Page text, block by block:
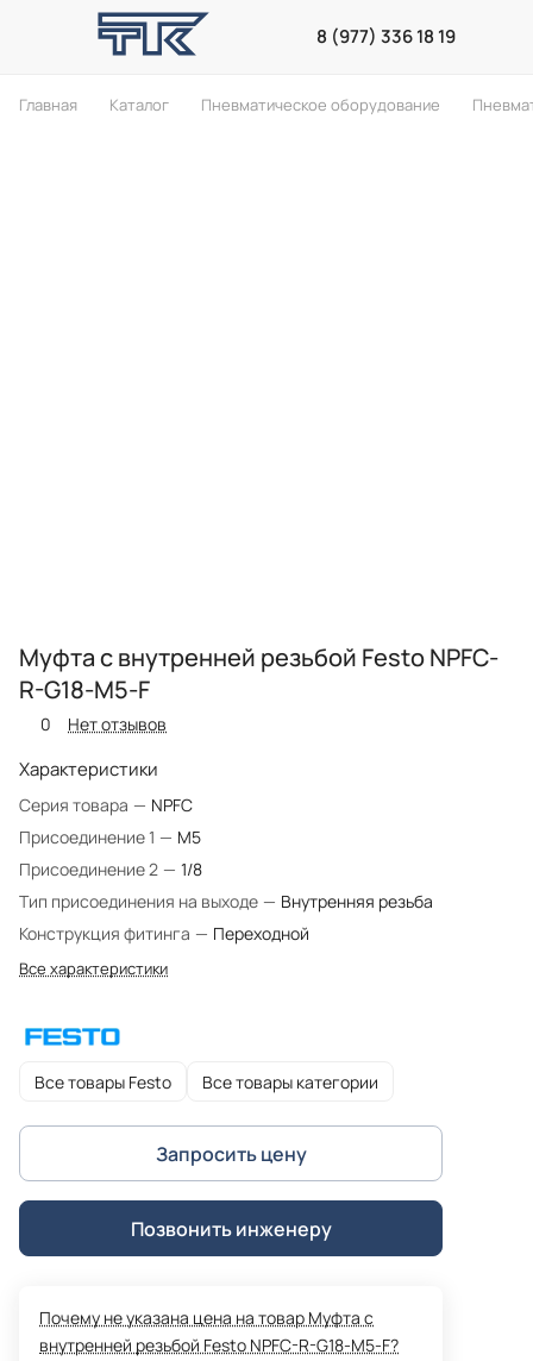
8 (977) 336 18 19
Главная Каталог Пневматическое оборудование
Муфта с внутренней резьбой Festo NPFC-
R-G18-M5-F
0 Нет отзывов
Характеристики
Серия товара — NPFC
Присоединение 1 — M5
Присоединение 2 — 1/8
Тип присоединения на выходе — Внутренняя резьба
Конструкция фитинга — Переходной
Все характеристики
Все товары Festo Все товары категории
Запросить цену
Позвонить инженеру
Почему не указана цена на товар Муфта с
внутренней резьбой Festo NPFC-R-G18-M5-F?